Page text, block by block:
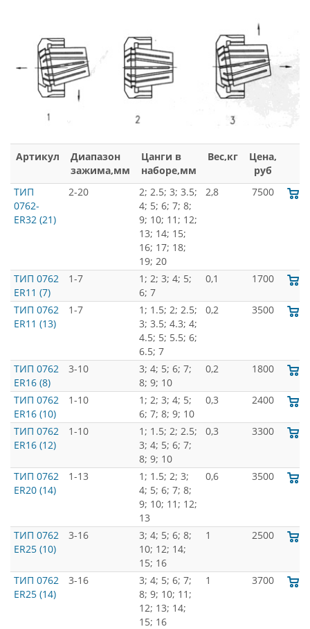
Артикул
Диапазон
зажима,мм
Цанги в
наборе,мм
Вес,кг
Цена,
руб
ТИП
0762-
ER32 (21)
2-20
2; 2.5; 3; 3.5;
4; 5; 6; 7; 8;
9; 10; 11; 12;
13; 14; 15;
16; 17; 18;
19; 20
2,8 7500
ТИП 0762
ER11 (7)
1-7
1; 2; 3; 4; 5;
6; 7
0,1 1700
ТИП 0762
ER11 (13)
1-7
1; 1.5; 2; 2.5;
3; 3.5; 4.3; 4;
4.5; 5; 5.5; 6;
6.5; 7
0,2 3500
ТИП 0762
ER16 (8)
3-10
3; 4; 5; 6; 7;
8; 9; 10
0,2 1800
ТИП 0762
ER16 (10)
1-10
1; 2; 3; 4; 5;
6; 7; 8; 9; 10
0,3 2400
ТИП 0762
ER16 (12)
1-10
1; 1.5; 2; 2.5;
3; 4; 5; 6; 7;
8; 9; 10
0,3 3300
ТИП 0762
ER20 (14)
1-13
1; 1.5; 2; 3;
4; 5; 6; 7; 8;
9; 10; 11; 12;
13
0,6 3500
ТИП 0762
ER25 (10)
3-16
3; 4; 5; 6; 8;
10; 12; 14;
15; 16
1 2500
ТИП 0762
ER25 (14)
3-16
3; 4; 5; 6; 7;
8; 9; 10; 11;
12; 13; 14;
15; 16
1 3700